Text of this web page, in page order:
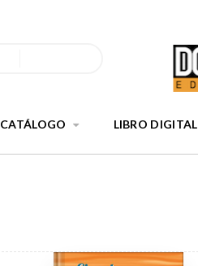
CATÁLOGO LIBRO DIGITAL